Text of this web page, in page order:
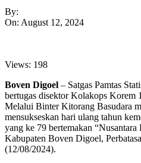
By:
On: August 12, 2024
Views: 198
Boven Digoel – Satgas Pamtas
bertugas disektor Kolakops Korem
Melalui Binter Kitorang Basudara
mensukseskan hari ulang tahun
yang ke 79 bertemakan
Kabupaten Boven Digoel,
(12/08/2024).